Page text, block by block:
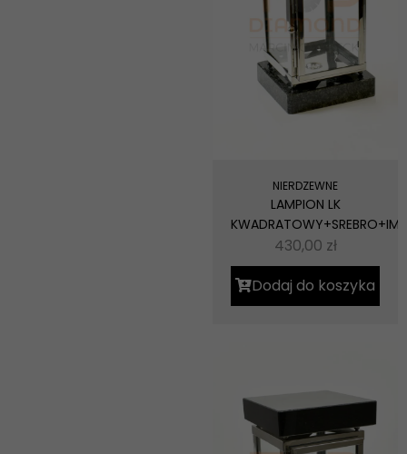
NIERDZEWNE
LAMPION LK
430,00 zł
Dodaj do koszyka